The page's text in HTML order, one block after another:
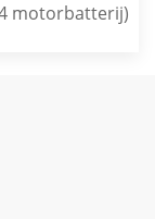
motorbatterij)